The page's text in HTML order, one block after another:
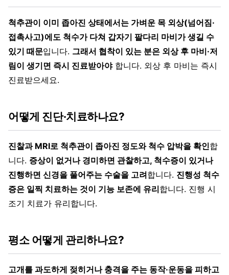
척추관이 이미 좁아진 상태에서는 가벼운 목 외상(넘어짐·
접촉사고)에도 척수가 다쳐 갑자기 팔다리 마비가 생길 수
있기 때문입니다. 그래서 협착이 있는 분은 외상 후 마비·저
림이 생기면 즉시 진료받아야합니다. 외상 후 마비는 즉시
진료받으세요.
어떻게 진단·치료하나요?
진찰과 MRI로 척추관이 좁아진 정도와 척수 압박을 확인합
니다. 증상이 없거나 경미하면 관찰하고, 척수증이 있거나
진행하면 신경을 풀어주는 수술을 고려합니다. 진행성 척수
증은 일찍 치료하는 것이 기능 보존에 유리합니다. 진행 시
조기 치료가 유리합니다.
평소 어떻게 관리하나요?
고개를 과도하게 젖히거나 충격을 주는 동작·운동을 피하고